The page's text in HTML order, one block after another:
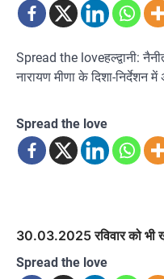
Spread the loveहल्द्वानी:
नारायण मीणा के दिशा-निर्देशन
Spread the love
30.03.2025 रविवार को भी
Spread the love